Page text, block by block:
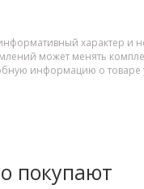
характер и
может менять
информацию о товаре
покупают